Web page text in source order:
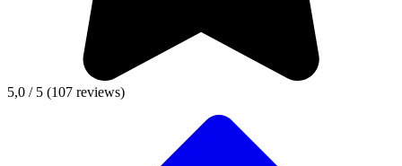
5,0 / 5 (107 reviews)